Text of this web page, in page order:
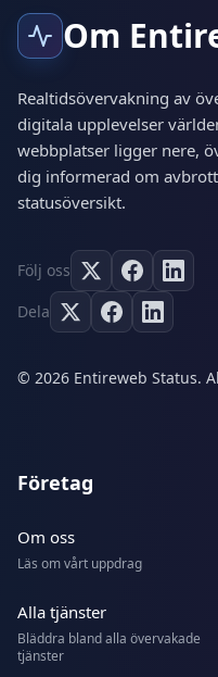
Om
Realtidsövervakning av
digitala upplevelser
webbplatser ligger nere,
dig informerad om
statusöversikt.
Följ oss
Dela
© 2026 Entireweb Status.
Företag
Om oss
Läs om vårt uppdrag
Alla tjänster
Bläddra bland alla övervakade
tjänster